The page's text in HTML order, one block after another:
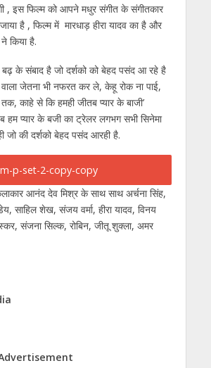
, इस फिल्म को आपने मधुर संगीत के संगीतकार
है , फिल्म में मारधाड़ हीरा यादव का है और
किया है.
के संबाद है जो दर्शको को बेहद पसंद आ रहे है
जेतना भी नफरत कर ले, केहू रोक ना पाई,
काहे से कि हमही जीतब प्यार के बाजी’
हम प्यार के बजी का ट्रेलर लगभग सभी सिनेमा
जो की दर्शको बेहद पसंद आरही है.
आनंद देव मिश्र के साथ साथ अर्चना सिंह,
साहिल शेख, संजय वर्मा, हीरा यादव, विनय
संजना सिल्क, रोबिन, जीतू शुक्ला, अमर